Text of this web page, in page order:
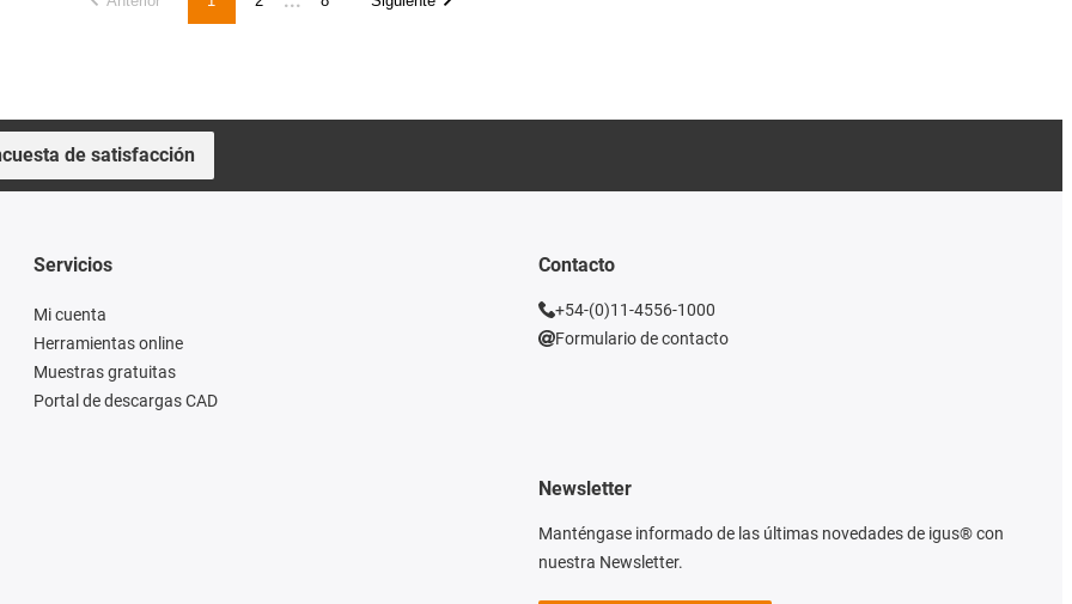
de satisfacción
Servicios
Mi cuenta
Herramientas online
Muestras gratuitas
Portal de descargas CAD
Contacto
+54-(0)11-4556-1000
Formulario de contacto
Newsletter
Manténgase informado de las últimas novedades de igus® con
nuestra Newsletter.